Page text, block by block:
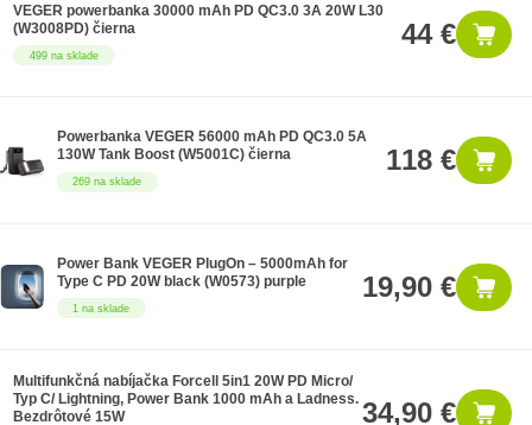
499 na sklade
VEGER powerbanka 30000 mAh PD QC3.0 3A 20W L30
(W3008PD) čierna
44 €
269 na sklade
Powerbanka VEGER 56000 mAh PD QC3.0 5A
130W Tank Boost (W5001C) čierna
118 €
1 na sklade
Power Bank VEGER PlugOn – 5000mAh for
Type C PD 20W black (W0573) purple
19,90 €
Multifunkčná nabíjačka Forcell 5in1 20W PD Micro/
Typ C/ Lightning, Power Bank 1000 mAh a Ladness.
Bezdrôtové 15W
34,90 €